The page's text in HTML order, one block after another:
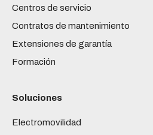
Centros de servicio
Contratos de mantenimiento
Extensiones de garantía
Formación
Soluciones
Electromovilidad